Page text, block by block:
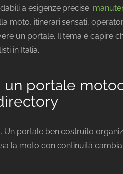
a esigenze precise:
moto, itinerari sensati,
un portale. Il tema è capire
in Italia.
un portale
Un portale ben costruito
la moto con continuità